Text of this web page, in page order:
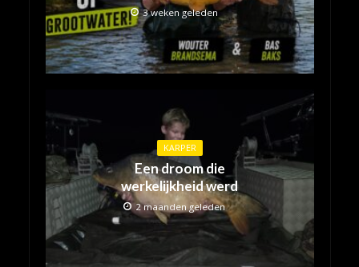
3 weken geleden
KARPER
Een droom die
werkelijkheid werd
2 maanden geleden